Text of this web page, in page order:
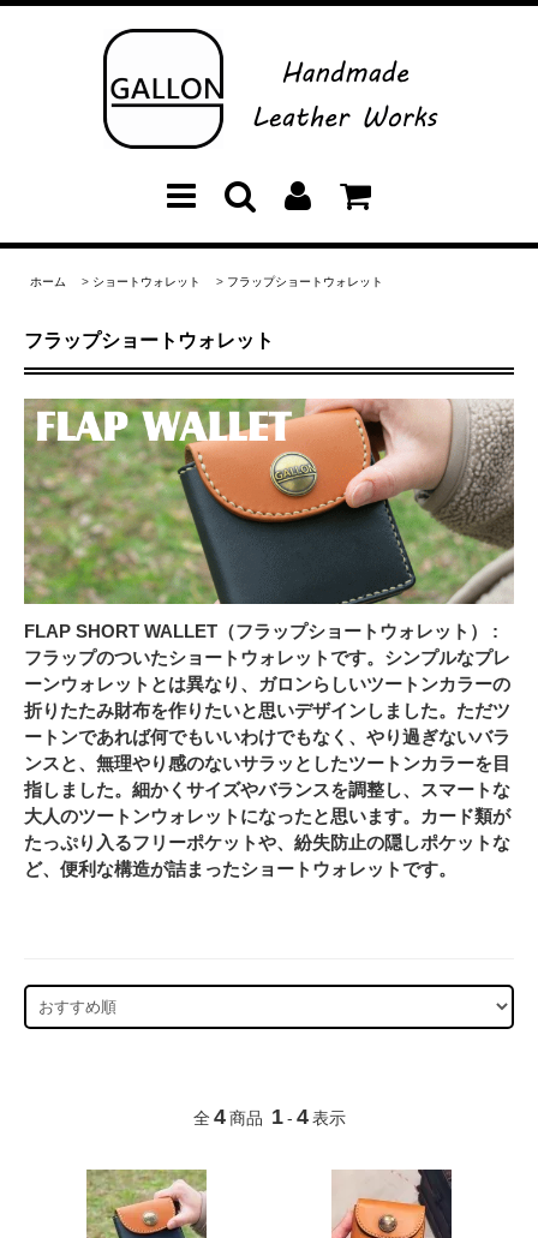
ホーム > ショートウォレット > フラップショートウォレット
フラップショートウォレット
FLAP SHORT WALLET（フラップショートウォレット） :
フラップのついたショートウォレットです。シンプルなプレ
ーンウォレットとは異なり、ガロンらしいツートンカラーの
折りたたみ財布を作りたいと思いデザインしました。ただツ
ートンであれば何でもいいわけでもなく、やり過ぎないバラ
ンスと、無理やり感のないサラッとしたツートンカラーを目
指しました。細かくサイズやバランスを調整し、スマートな
大人のツートンウォレットになったと思います。カード類が
たっぷり入るフリーポケットや、紛失防止の隠しポケットな
ど、便利な構造が詰まったショートウォレットです。
全 4 商品 1 - 4 表示